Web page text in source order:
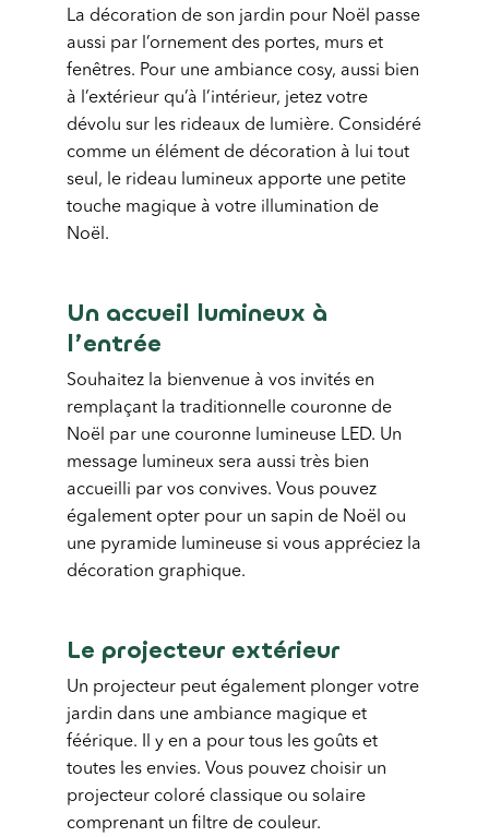
La décoration de son jardin pour Noël passe
aussi par l’ornement des portes, murs et
fenêtres. Pour une ambiance cosy, aussi bien
à l’extérieur qu’à l’intérieur, jetez votre
dévolu sur les rideaux de lumière. Considéré
comme un élément de décoration à lui tout
seul, le rideau lumineux apporte une petite
touche magique à votre illumination de
Noël.
Un accueil lumineux à
l’entrée
Souhaitez la bienvenue à vos invités en
remplaçant la traditionnelle couronne de
Noël par une couronne lumineuse LED. Un
message lumineux sera aussi très bien
accueilli par vos convives. Vous pouvez
également opter pour un sapin de Noël ou
une pyramide lumineuse si vous appréciez la
décoration graphique.
Le projecteur extérieur
Un projecteur peut également plonger votre
jardin dans une ambiance magique et
féérique. Il y en a pour tous les goûts et
toutes les envies. Vous pouvez choisir un
projecteur coloré classique ou solaire
comprenant un filtre de couleur.